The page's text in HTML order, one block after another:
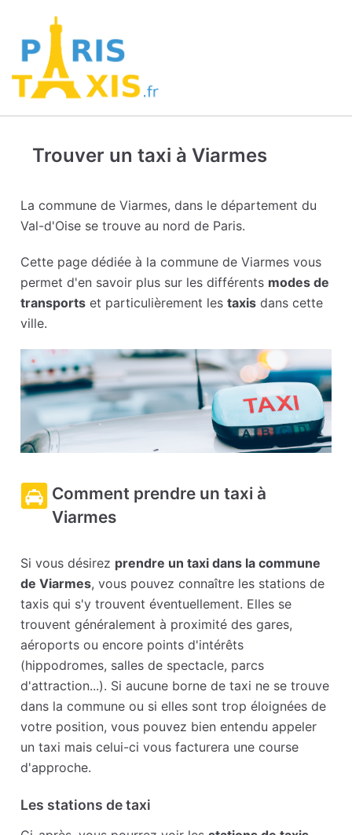
Trouver un taxi à Viarmes
La commune de Viarmes, dans le département du
Val-d'Oise se trouve au nord de Paris.
Cette page dédiée à la commune de Viarmes vous
permet d'en savoir plus sur les différents modes de
transports et particulièrement lestaxis dans cette
ville.
Comment prendre un taxi à
Viarmes
Si vous désirez prendre un taxi dans la commune
de Viarmes, vous pouvez connaître les stations de
taxis qui s'y trouvent éventuellement. Elles se
trouvent généralement à proximité des gares,
aéroports ou encore points d'intérêts
(hippodromes, salles de spectacle, parcs
d'attraction...). Si aucune borne de taxi ne se trouve
dans la commune ou si elles sont trop éloignées de
votre position, vous pouvez bien entendu appeler
un taxi mais celui-ci vous facturera une course
d'approche.
Les stations de taxi